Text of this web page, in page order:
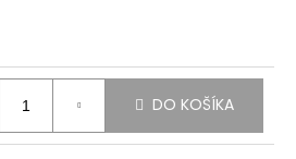
DO KOŠÍKA